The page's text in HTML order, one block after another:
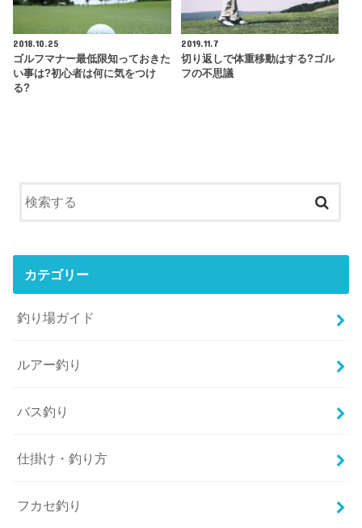
2018.10.25
ゴルフマナー最低限知っておきた
い事は?初心者は何に気をつけ
る?
2019.11.7
切り返しで体重移動はする?ゴル
フの不思議
カテゴリー
釣り場ガイド
ルアー釣り
バス釣り
仕掛け・釣り方
フカセ釣り